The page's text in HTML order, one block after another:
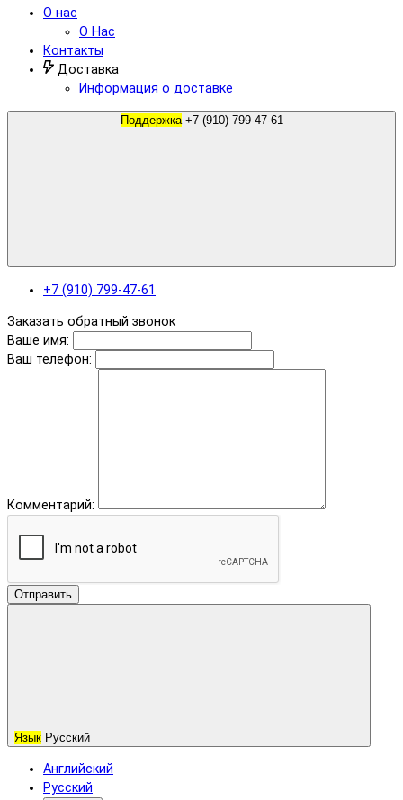
О нас
О Нас
Контакты
Доставка
Информация о доставке
Поддержка +7 (910) 799-47-61
+7 (910) 799-47-61
Заказать обратный звонок
Ваше имя:
Ваш телефон:
Комментарий:
Отправить
Язык Русский
Английский
Русский